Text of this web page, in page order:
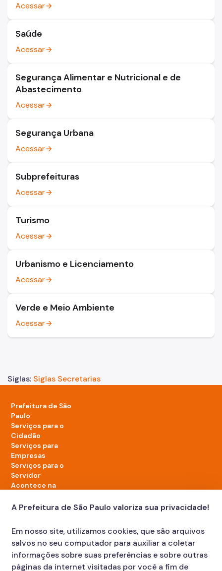
Acessararrow_forward
Saúde
Acessararrow_forward
Segurança Alimentar e Nutricional e de
Abastecimento
Acessararrow_forward
Segurança Urbana
Acessararrow_forward
Subprefeituras
Acessararrow_forward
Turismo
Acessararrow_forward
Urbanismo e Licenciamento
Acessararrow_forward
Verde e Meio Ambiente
Acessararrow_forward
Siglas: Siglas Secretarias
Prefeitura de São
Paulo
Serviços para o
Cidadão
Serviços para
Empresas
Serviços para o
Servidor
Acontece na
LinkedIn da Prefeitura de São Paulo
TikTok da Prefeitura de São Paulo
YouTube da Prefeitura de São Paulo
X da Prefeitura de São Paulo
Instagram da Prefeitura de São Paulo
Facebook da Prefeitura de São Paulo
Diário Oficial
A Prefeitura de São Paulo valoriza sua privacidade!
Em nosso site, utilizamos cookies, que são arquivos
salvos no seu computador para auxiliar a coletar
informações sobre suas preferências e sobre outras
páginas da internet visitadas por você a fim de